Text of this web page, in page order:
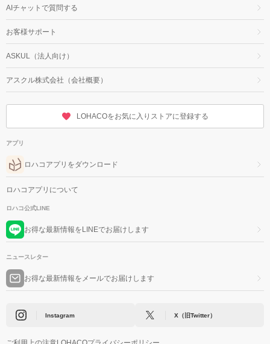
AIチャットで質問する
お客様サポート
ASKUL（法人向け）
アスクル株式会社（会社概要）
LOHACOをお気に入りストアに登録する
アプリ
ロハコアプリをダウンロード
ロハコアプリについて
ロハコ公式LINE
お得な最新情報をLINEでお届けします
ニュースレター
お得な最新情報をメールでお届けします
Instagram X（旧Twitter）